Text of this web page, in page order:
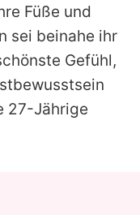
Füße und
sei beinahe ihr
Gefühl,
27-Jährige